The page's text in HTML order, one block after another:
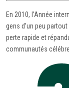
En 2010, l’Année
gens d’un peu
perte rapide et
communautés